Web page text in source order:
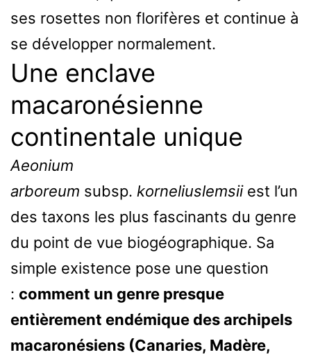
ses rosettes non florifères et continue à
se développer normalement.
Une enclave
macaronésienne
continentale unique
Aeonium
arboreum subsp. korneliuslemsiiest l’un
des taxons les plus fascinants du genre
du point de vue biogéographique. Sa
simple existence pose une question
: comment un genre presque
entièrement endémique des archipels
macaronésiens (Canaries, Madère,